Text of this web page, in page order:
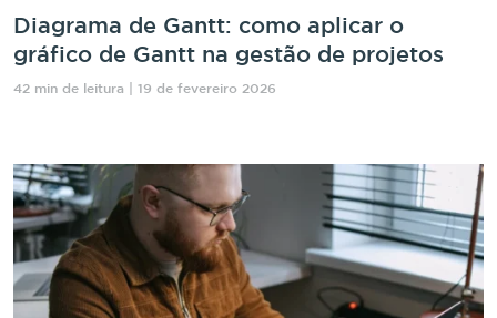
Diagrama de Gantt: como aplicar o
gráfico de Gantt na gestão de projetos
42 min de leitura | 19 de fevereiro 2026